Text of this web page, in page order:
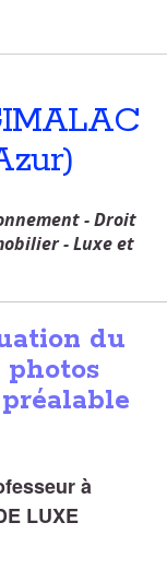
- Droit
- Luxe et
du
à
LUXE